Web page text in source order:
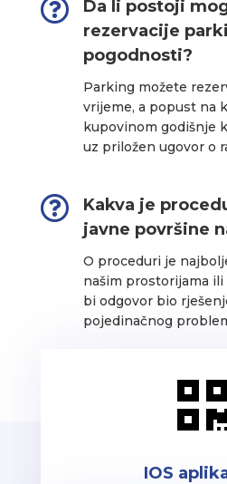

Da li postoji
rezervacije
pogodnosti?
Parking možete
vrijeme, a popust na
kupovinom godišnje
uz priložen ugovor o

Kakva je
javne površine
O proceduri je
našim prostorijama
bi odgovor bio
pojedinačnog

IOS